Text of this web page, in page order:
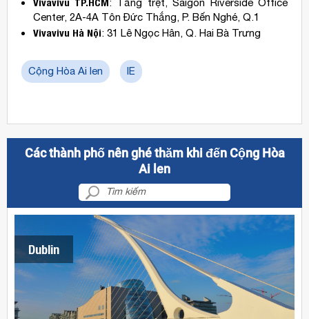
Center, 2A-4A Tôn Đức Thắng, P. Bến Nghé, Q.1
Vivavivu Hà Nội: 31 Lê Ngọc Hân, Q. Hai Bà Trưng
Cộng Hòa Ai len IE
Các thành phố nên ghé thăm khi đến Cộng Hòa
Ai len
Dublin
Vé
máy
bay
giá